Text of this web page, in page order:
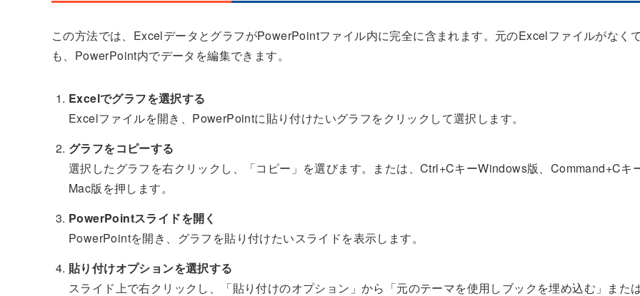
この方法では、ExcelデータとグラフがPowerPointファイル内に完全に含まれます。元のExcelファイルがなく
も、PowerPoint内でデータを編集できます。
Excelでグラフを選択する
Excelファイルを開き、PowerPointに貼り付けたいグラフをクリックして選択します。
グラフをコピーする
選択したグラフを右クリックし、「コピー」を選びます。または、Ctrl+CキーWindows版、Command+Cキ
Mac版を押します。
PowerPointスライドを開く
PowerPointを開き、グラフを貼り付けたいスライドを表示します。
貼り付けオプションを選択する
スライド上で右クリックし、「貼り付けのオプション」から「元のテーマを使用しブックを埋め込む」また